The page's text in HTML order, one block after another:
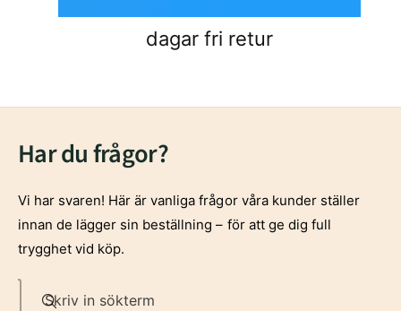
98
9
8
9
4
5
6
7
1
2
3
4
dagar fri retur
Har du frågor?
Vi har svaren! Här är vanliga frågor våra kunder ställer
innan de lägger sin beställning – för att ge dig full
trygghet vid köp.
Skriv in sökterm